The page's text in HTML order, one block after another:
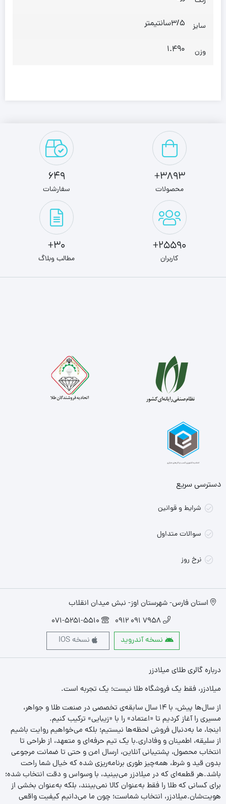
سایز 3/5سانتیمتر
وزن 1.490
3893+
محصولات
649
سفارشات
25590+
کاربران
30+
مطالب وبلاگ
دسترسی سریع
شرایط و قوانین
سوالات متداول
نرخ روز
استان فارس- شهرستان اوز- نبش میدان انقلاب
7958 091 0912
071-5251-5510
نسخه آندروید
نسخه IOS
درباره گالری طلای میلادزر
میلادزر، فقط یک فروشگاه طلا نیست؛ یک تجربه‌ است.
از سال‌ها پیش، با ۱۴ سال سابقه‌ی تخصصی در صنعت طلا و جواهر،
مسیری را آغاز کردیم تا «اعتماد» را با «زیبایی» ترکیب کنیم.
اینجا، ما به‌دنبال فروش لحظه‌ها نیستیم؛ بلکه می‌خواهیم روایت باشیم
از سلیقه، اطمینان و وفاداری.با یک تیم حرفه‌ای و متعهد، از طراحی تا
انتخاب محصول، پشتیبانی آنلاین، ارسال امن و حتی تا ضمانت مرجوعی
بدون قید و شرط، همه‌چیز طوری برنامه‌ریزی شده که خیال شما راحت
باشد.هر قطعه‌ای که در میلادزر می‌بینید، با وسواس و دقت انتخاب شده؛
برای کسانی که طلا را فقط به‌عنوان کالا نمی‌بینند، بلکه به‌عنوان بخشی از
هویت‌شان.میلادزر، انتخاب شماست؛ چون ما می‌دانیم کیفیت واقعی